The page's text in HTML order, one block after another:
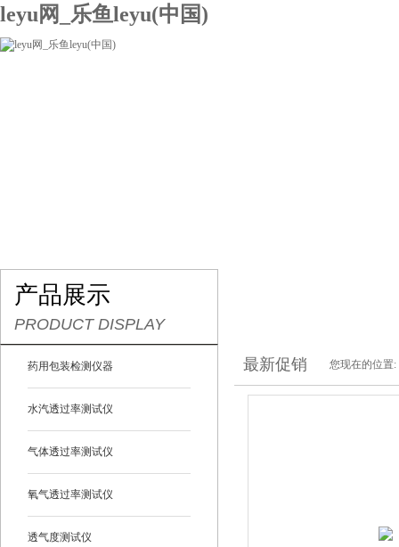
leyu网_乐鱼leyu(中国)
产品展示
PRODUCT DISPLAY
药用包装检测仪器
水汽透过率测试仪
气体透过率测试仪
氧气透过率测试仪
透气度测试仪
最新促销 您现在的位置: